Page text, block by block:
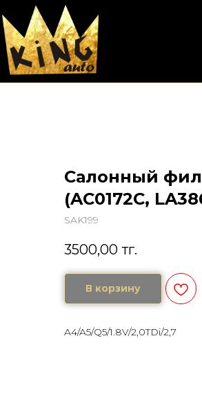
Салонный
(AC0172C,
SAK199
3500,00 тг.
В корзину
A4/A5/Q5/1.8V/2,0TDi/2,7